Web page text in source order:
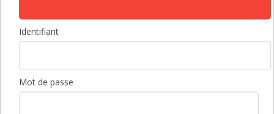
Identifiant
Mot de passe